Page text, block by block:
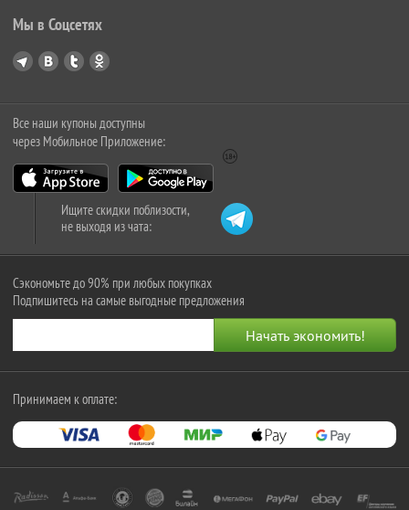
Мы в Соцсетях
Все наши купоны доступны
через Мобильное Приложение:
Ищите скидки поблизости,
не выходя из чата:
Сэкономьте до 90% при любых покупках
Подпишитесь на самые выгодные предложения
Принимаем к оплате: